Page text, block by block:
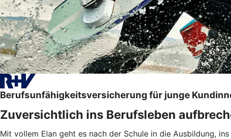
Berufsunfähigkeitsversicherung für junge
Zuversichtlich ins Berufsleben
Mit vollem Elan geht es nach der Schule in die Ausbildung,